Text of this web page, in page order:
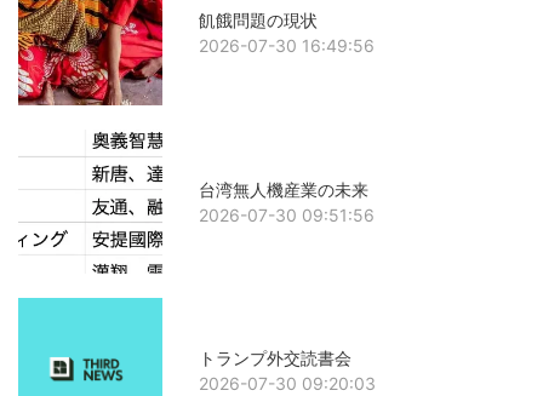
飢餓問題の現状
2026-07-30 16:49:56
台湾無人機産業の未来
2026-07-30 09:51:56
トランプ外交読書会
2026-07-30 09:20:03